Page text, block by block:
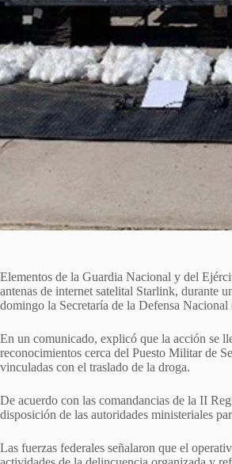
Elementos de la Guardia Nacional y del
antenas de internet satelital Starlink, durante
domingo la Secretaría de la Defensa Nacional
En un comunicado, explicó que la acción se
reconocimientos cerca del Puesto Militar de
vinculadas con el traslado de la droga.
De acuerdo con las comandancias de la II
disposición de las autoridades ministeriales
Las fuerzas federales señalaron que el